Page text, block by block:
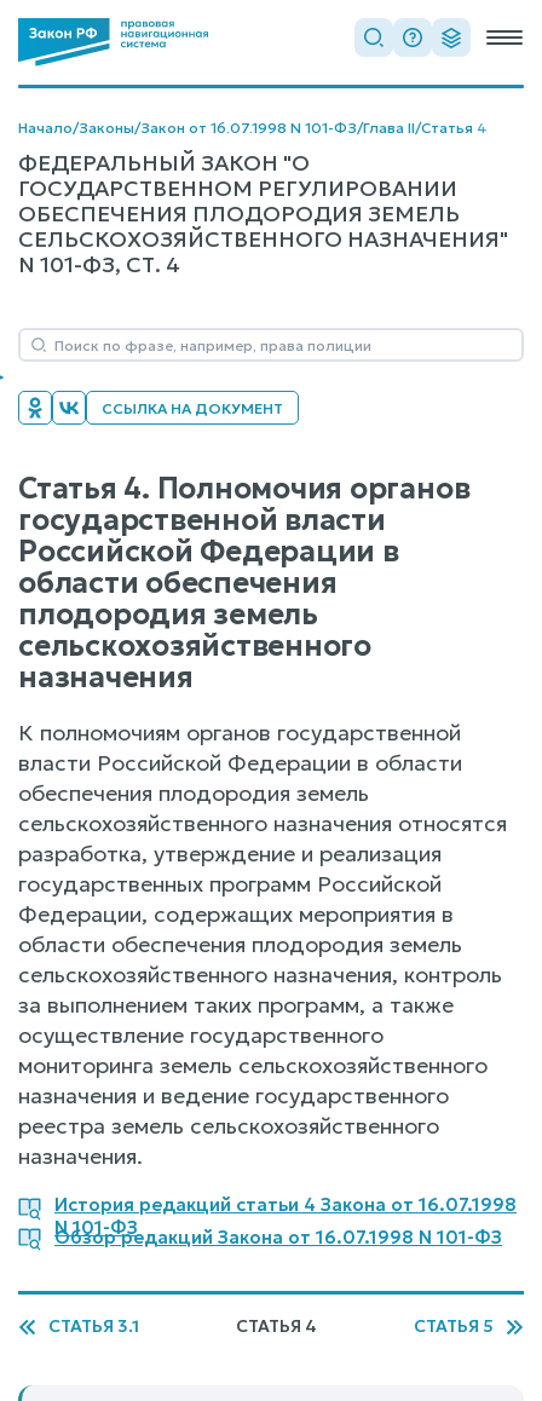
Начало/Законы/Закон от 16.07.1998 N 101-ФЗ/Глава II/Статья 4
ФЕДЕРАЛЬНЫЙ ЗАКОН "О
ГОСУДАРСТВЕННОМ РЕГУЛИРОВАНИИ
ОБЕСПЕЧЕНИЯ ПЛОДОРОДИЯ ЗЕМЕЛЬ
СЕЛЬСКОХОЗЯЙСТВЕННОГО НАЗНАЧЕНИЯ"
N 101-ФЗ, СТ. 4
ССЫЛКА НА ДОКУМЕНТ
Статья 4. Полномочия органов
государственной власти
Российской Федерации в
области обеспечения
плодородия земель
сельскохозяйственного
назначения
К полномочиям органов государственной
власти Российской Федерации в области
обеспечения плодородия земель
сельскохозяйственного назначения относятся
разработка, утверждение и реализация
государственных программ Российской
Федерации, содержащих мероприятия в
области обеспечения плодородия земель
сельскохозяйственного назначения, контроль
за выполнением таких программ, а также
осуществление государственного
мониторинга земель сельскохозяйственного
назначения и ведение государственного
реестра земель сельскохозяйственного
назначения.
История редакций статьи 4 Закона от 16.07.1998
N 101-ФЗ
Обзор редакций Закона от 16.07.1998 N 101-ФЗ
СТАТЬЯ 3.1 СТАТЬЯ 4 СТАТЬЯ 5